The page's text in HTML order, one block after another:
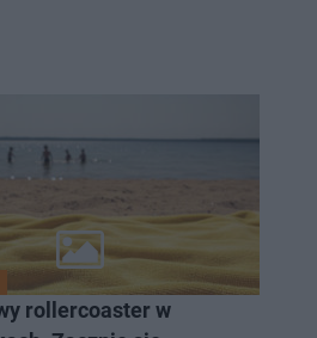
rollercoaster w